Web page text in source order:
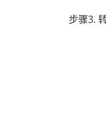
步骤3.